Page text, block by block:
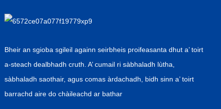
Bheir an sgioba sgileil againn seirbheis proifeasanta dhut a’ toirt
a-steach dealbhadh cruth. A’ cumail ri sàbhaladh lùtha,
sàbhaladh saothair, agus comas àrdachadh, bidh sinn a’ toirt
barrachd aire do chàileachd ar bathar